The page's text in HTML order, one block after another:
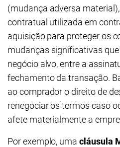
(mudança adversa
contratual utilizada em
aquisição para proteger os
mudanças significativas
negócio alvo, entre a
fechamento da transação.
ao comprador o direito de
renegociar os termos caso
afete materialmente a
Por exemplo, umacláusula